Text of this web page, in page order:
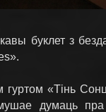
буклет з
гуртом «Тінь
думаць